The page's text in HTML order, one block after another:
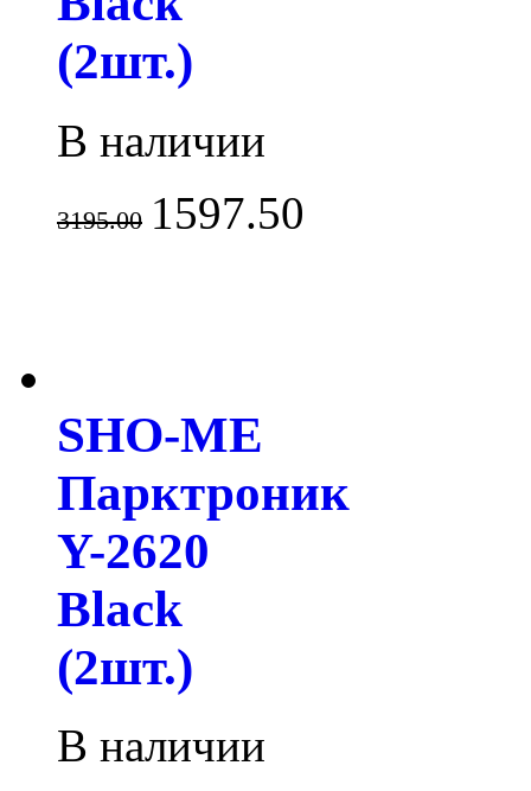
(2шт.)
В наличии
3195.00 1597.50
SHO-ME
Парктроник
Y-2620
Black
(2шт.)
В наличии